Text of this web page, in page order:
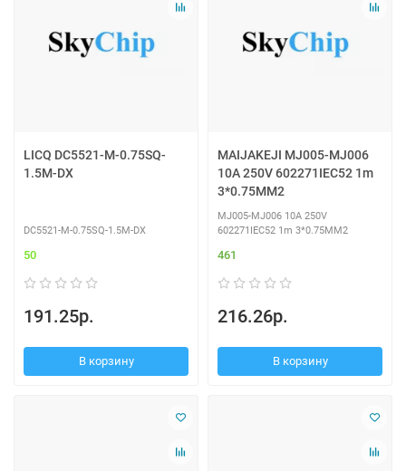
LICQ DC5521-M-0.75SQ-
1.5M-DX
DC5521-M-0.75SQ-1.5M-DX
50
191.25р.
В корзину
MAIJAKEJI MJ005-MJ006
10A 250V 602271IEC52 1m
3*0.75MM2
MJ005-MJ006 10A 250V
602271IEC52 1m 3*0.75MM2
461
216.26р.
В корзину